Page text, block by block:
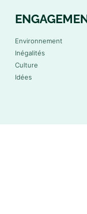
Environnement
Inégalités
Culture
Idées